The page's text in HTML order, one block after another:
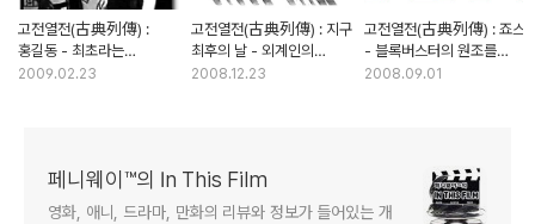
고전열전(古典列傳) :
홍길동 - 최초라는
이름속에 감춰진 걸작의
2009.02.23
고전열전(古典列傳) : 지구
최후의 날 - 외계인의
지구침략에 대한 모범적인
2008.12.23
고전열전(古典列傳) : 죠스
- 블록버스터의 원조를
찾아서
2008.09.01
페니웨이™의 In This Film
영화, 애니, 드라마, 만화의 리뷰와 정보가 들어있는 개